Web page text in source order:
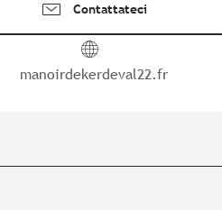
Contattateci
manoirdekerdeval22.fr